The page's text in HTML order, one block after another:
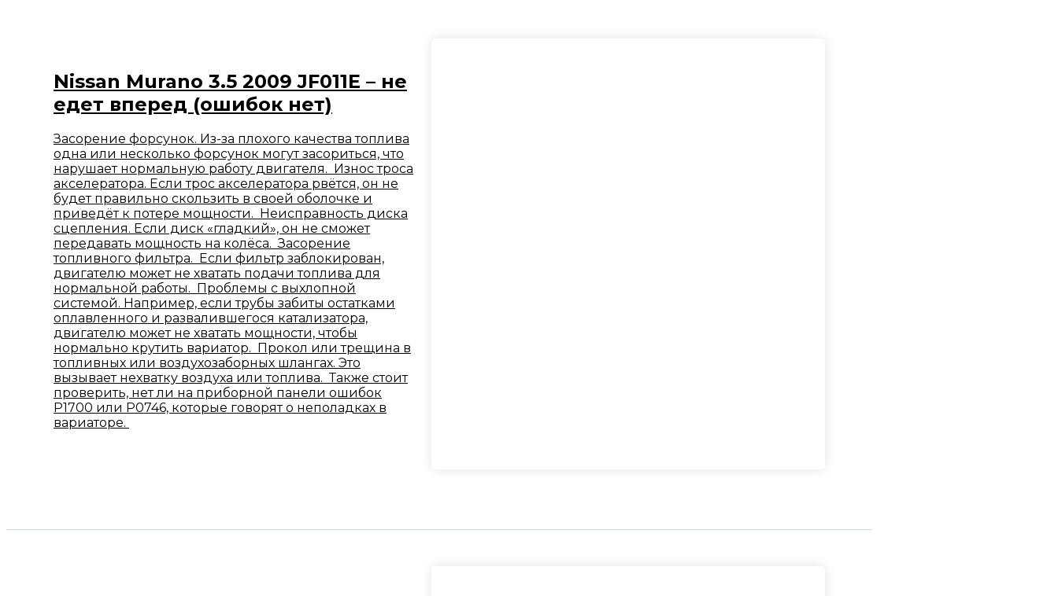
Nissan Murano 3.5 2009 JF011E – не
едет вперед (ошибок нет)
Засорение форсунок. Из-за плохого качества топлива
одна или несколько форсунок могут засориться, что
нарушает нормальную работу двигателя. Износ троса
акселератора. Если трос акселератора рвётся, он не
будет правильно скользить в своей оболочке и
приведёт к потере мощности. Неисправность диска
сцепления. Если диск «гладкий», он не сможет
передавать мощность на колёса. Засорение
топливного фильтра. Если фильтр заблокирован,
двигателю может не хватать подачи топлива для
нормальной работы. Проблемы с выхлопной
системой. Например, если трубы забиты остатками
оплавленного и развалившегося катализатора,
двигателю может не хватать мощности, чтобы
нормально крутить вариатор. Прокол или трещина в
топливных или воздухозаборных шлангах. Это
вызывает нехватку воздуха или топлива. Также стоит
проверить, нет ли на приборной панели ошибок
P1700 или P0746, которые говорят о неполадках в
вариаторе.